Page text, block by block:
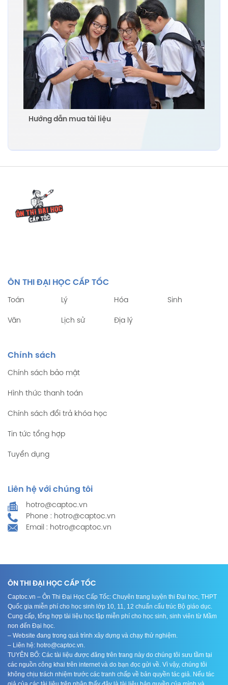
Lời giải Unit 10: ECOTOURISM soạn Tiếng Anh
10 Trang 110 111 112 113 114 115 116 117 118 Global
Success KẾT NỐI TRI THỨC
Giải Tiếng Anh lớp 10 Global Success KẾT
NỐI TRI THỨC hay nhất
Hướng dẫn mua tài liệu
ÔN THI ĐẠI HỌC CẤP TỐC
Toán Lý Hóa Sinh
Văn Lịch sử Địa lý
Chính sách
Chính sách bảo mật
Hình thức thanh toán
Chính sách đổi trả khóa học
Tin tức tổng hợp
Tuyển dụng
Liên hệ với chúng tôi
hotro@captoc.vn
Phone : hotro@captoc.vn
Email : hotro@captoc.vn
ÔN THI ĐẠI HỌC CẤP TỐC
Captoc.vn – Ôn Thi Đại Học Cấp Tốc: Chuyên trang luyện thi Đại học, THPT
Quốc gia miễn phí cho học sinh lớp 10, 11, 12 chuẩn cấu trúc Bộ giáo dục.
Cung cấp, tổng hợp tài liệu học tập miễn phí cho học sinh, sinh viên từ Mầm
non đến Đại học.
– Website đang trong quá trình xây dựng và chạy thử nghiệm.
– Liên hệ: hotro@captoc.vn.
TUYÊN BỐ: Các tài liệu được đăng trên trang này do chúng tôi sưu tầm tại
các nguồn công khai trên internet và do bạn đọc gửi về. Vì vậy, chúng tôi
không chịu trách nhiệm trước các tranh chấp về bản quyền tác giả. Nếu tác